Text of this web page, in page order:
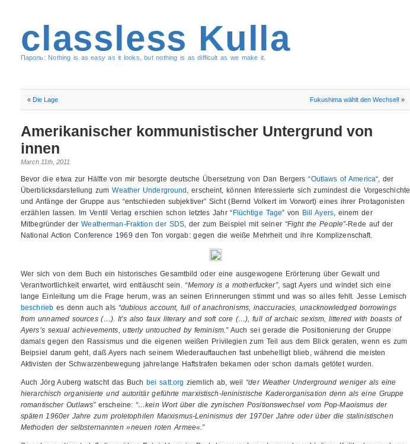
classless Kulla
Пароль: Nothing is as easy as it looks, but nothing is as difficult as we make it.
« Die Lage Fukushima wählt den Wechsel! »
Amerikanischer kommunistischer Untergrund von
innen
March 11th, 2011
Bevor die etwa zur Hälfte von mir besorgte deutsche Übersetzung von Dan Bergers “Outlaws of America“, der
Überblicksdarstellung zumWeather Underground , erscheint, können Interessierte sich zumindest die Vorgeschichte
und Anfänge der Gruppe aus “entschieden subjektiver” Sicht (Bernd Volkert im Vorwort) eines ihrer Protagonisten
erzählen lassen. Im Ventil Verlag erschien schon letztes Jahr “ Flüchtige Tage” von Bill Ayers, einem der
Mitbegründer derWeatherman-Fraktion der SDS, der zum Beispiel mit seiner “Fight the People”-Rede auf der
National Action Conference 1969 den Ton vorgab: gegen die weiße Mehrheit und ihre Komplizenschaft.
Wer sich von dem Buch ein historisches Gesamtbild oder eine ausgewogene Erörterung über Gewalt und
Verantwortlichkeit erwartet, wird enttäuscht sein. “Memory is a motherfucker”, sagt Ayers und windet sich eine
lange Einleitung um die Frage herum, was an seinen Erinnerungen stimmt und was so alles fehlt. Jesse Lemisch
beschrieb es denn auch als “dubious account, full of anachronisms, inaccuracies, unacknowledged borrowings
from unnamed sources (…). It’s also faux literary and soft core (…), full of archaic sexism, littered with boasts of
Ayers’s sexual achievements, utterly untouched by feminism.”Auch sei gerade die Positionierung der Gruppe
damals gegen den Rassismus und die eigenen weißen Privilegien zum Teil aus dem Blick geraten, wenn es zum
Beipsiel darum geht, daß Ayers nach seinem Wiederauftauchen fast unbehelligt blieb, während die meisten
Aktivisten der Schwarzenbewegung jahrelange Haftstrafen bekamen oder schon damals getötet wurden.
Auch Jörg Auberg watscht das Buch bei satt.org ziemlich ab, weil “der Weather Underground weniger als eine
hierarchisch organisierte und autoritär geführte marxistisch-leninistische Kaderorganisation denn als eine Gruppe
romantischer Outlaws”erscheine: “…kein Wort über die zynischen Positionswechsel vom Pop-Maoismus der
späten 1960er Jahre zum proletophilen Marxismus-Leninismus der 1970er Jahre oder über die stalinistischen
Methoden der selbsternannten »neuen roten Armee«.”